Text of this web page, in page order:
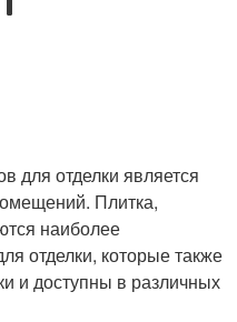
для отделки является
Плитка,
наиболее
отделки, которые также
и доступны в различных